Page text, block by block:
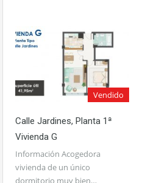
Vendido
Calle Jardines, Planta 1ª
Vivienda G
Información Acogedora
vivienda de un único
dormitorio muy bien…